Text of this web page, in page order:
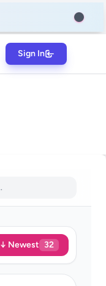
Sign In
↓ Newest 32